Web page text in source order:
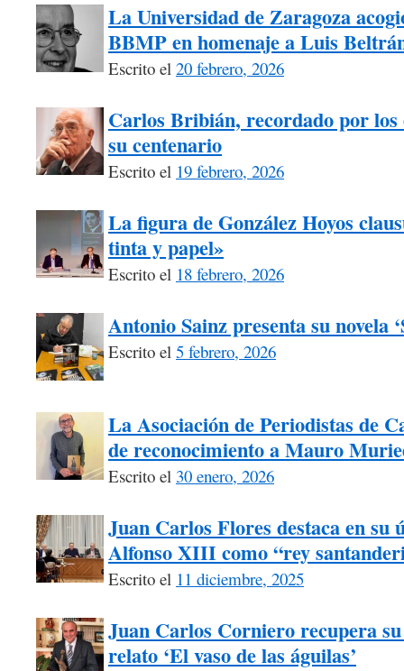
La Universidad de Zaragoza
BBMP en homenaje a Luis
Escrito el 20 febrero, 2026
Carlos Bribián, recordado por los
su centenario
Escrito el 19 febrero, 2026
La figura de González Hoyos
tinta y papel»
Escrito el 18 febrero, 2026
Antonio Sainz presenta su novela
Escrito el 5 febrero, 2026
La Asociación de Periodistas de
de reconocimiento a Mauro
Escrito el 30 enero, 2026
Juan Carlos Flores destaca en
Alfonso XIII como “rey
Escrito el 11 diciembre, 2025
Juan Carlos Corniero recupera
relato ‘El vaso de las águilas’